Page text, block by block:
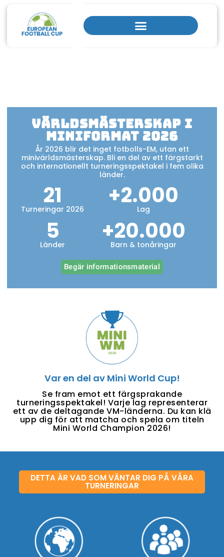
Världsmästerskap i
miniformat 2026
År 2026 blir det inget fotbolls-EM, utan ett
minivärldsmästerskap. Bli en del av ett färgstarkt
och internationellt turneringsspektakel i fem olika
länder.
21
Turneringar 2026 +2.000
Lag
5
Länder +20.000
Barn & tonåringar
Begär informationsmaterial
Var en del av Mini World Cup!
Se fram emot ett färgsprakande
turneringsspektakel! Varje lag representerar
ett av de deltagande VM-länderna. Du kan klä
upp dig för att matcha och spela om titeln
Mini World Champion 2026!
DETTA ÄR VAD SOM VÄNTAR DIG PÅ VÅRA
TURNERINGAR